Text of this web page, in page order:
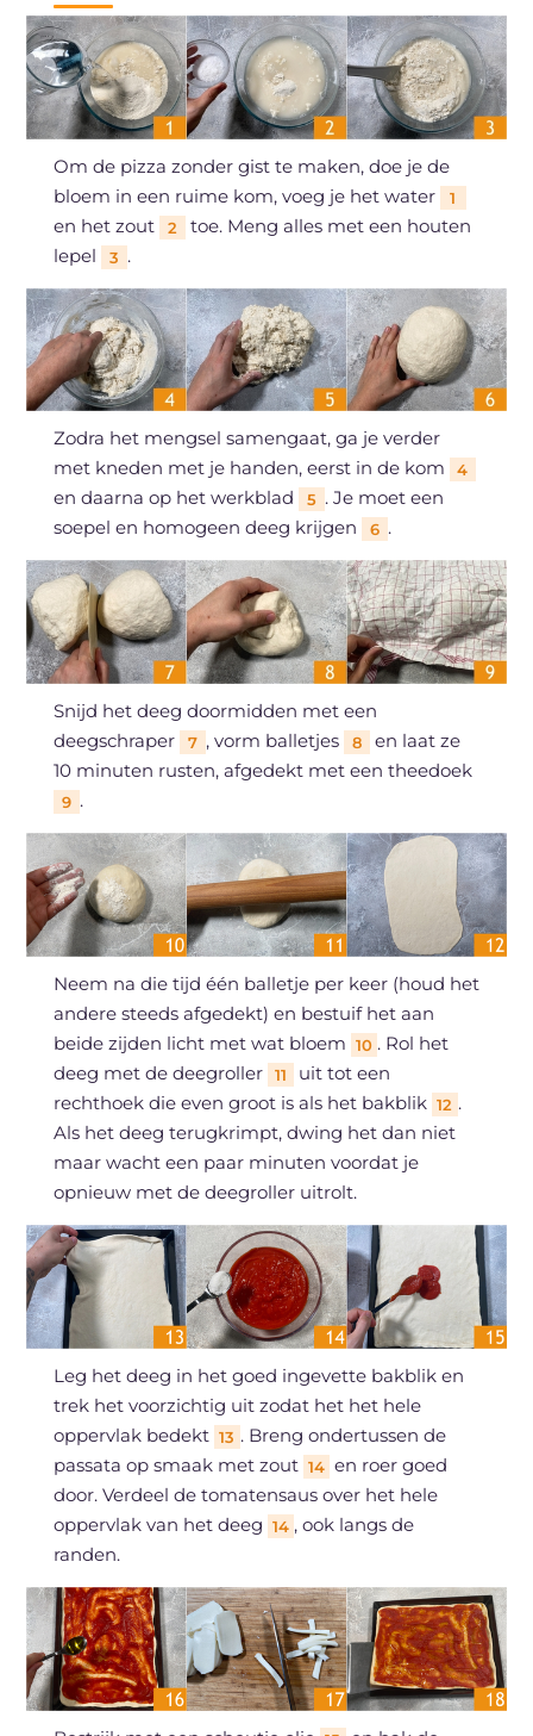
Om de pizza zonder gist te maken, doe je de
bloem in een ruime kom, voeg je het water
1
en het zout 2
toe. Meng alles met een houten
lepel
3 .
Zodra het mengsel samengaat, ga je verder
met kneden met je handen, eerst in de kom
4
en daarna op het werkblad 5 . Je moet een
soepel en homogeen deeg krijgen
6 .
Snijd het deeg doormidden met een
deegschraper
7 , vorm balletjes 8
en laat ze
10 minuten rusten, afgedekt met een theedoek
9 .
Neem na die tijd één balletje per keer (houd het
andere steeds afgedekt) en bestuif het aan
beide zijden licht met wat bloem 10 . Rol het
deeg met de deegroller
11
uit tot een
rechthoek die even groot is als het bakblik 12 .
Als het deeg terugkrimpt, dwing het dan niet
maar wacht een paar minuten voordat je
opnieuw met de deegroller uitrolt.
Leg het deeg in het goed ingevette bakblik en
trek het voorzichtig uit zodat het het hele
oppervlak bedekt 13 . Breng ondertussen de
passata op smaak met zout 14 en roer goed
door. Verdeel de tomatensaus over het hele
oppervlak van het deeg 14 , ook langs de
randen.